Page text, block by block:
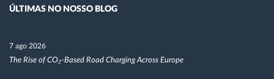
ÚLTIMAS NO NOSSO BLOG
7 ago 2026
The Rise of CO₂-Based Road Charging Across Europe